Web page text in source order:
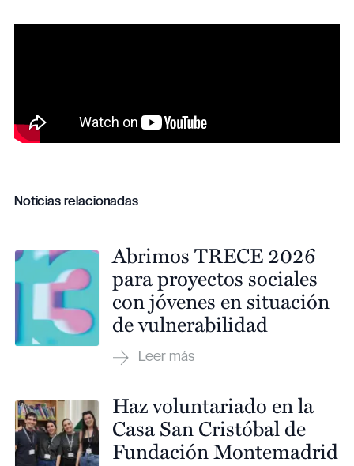
Noticias relacionadas
Abrimos TRECE 2026
para proyectos sociales
con jóvenes en situación
de vulnerabilidad
Haz voluntariado en la
Casa San Cristóbal de
Fundación Montemadrid